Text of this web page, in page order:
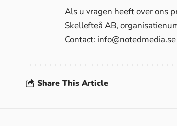
Als u vragen heeft over ons
Skellefteå AB,
Contact: info@notedmedia.se
Share This Article